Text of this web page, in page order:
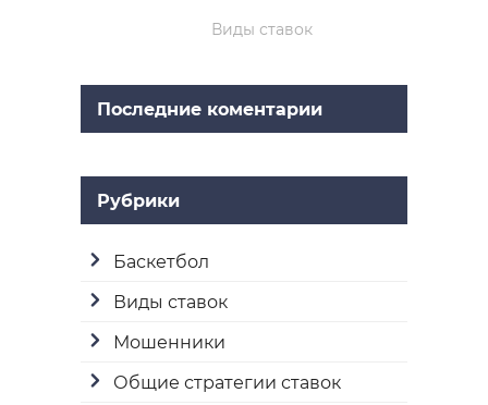
Виды ставок
Последние коментарии
Рубрики
Баскетбол
Виды ставок
Мошенники
Общие стратегии ставок